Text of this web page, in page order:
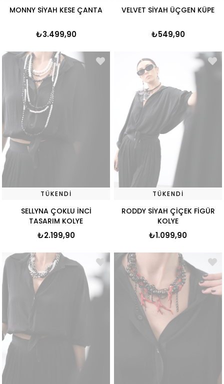
MONNY SİYAH KESE ÇANTA
₺3.499,90
VELVET SİYAH ÜÇGEN KÜPE
₺549,90
TÜKENDI
SELLYNA ÇOKLU İNCİ
TASARIM KOLYE
₺2.199,90
TÜKENDI
RODDY SİYAH ÇİÇEK FİGÜR
KOLYE
₺1.099,90